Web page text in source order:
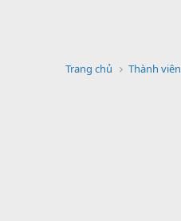
Trang chủ Thành viên